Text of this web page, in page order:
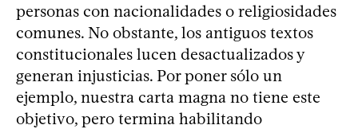
personas con nacionalidades o religiosidades
comunes. No obstante, los antiguos textos
constitucionales lucen desactualizados y
generan injusticias. Por poner sólo un
ejemplo, nuestra carta magna no tiene este
objetivo, pero termina habilitando